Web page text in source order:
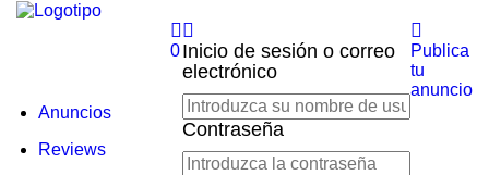
Publica
tu
anuncio
Inicio de sesión o correo
electrónico
Contraseña
0
Anuncios
Reviews